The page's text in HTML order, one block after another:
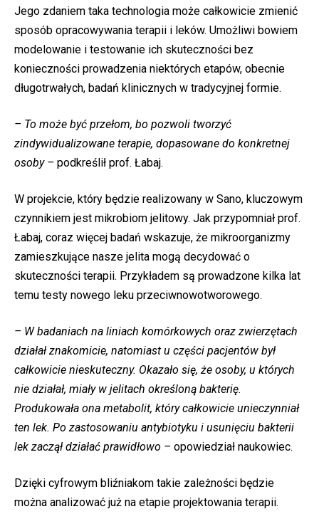
Jego zdaniem taka technologia może całkowicie zmienić
sposób opracowywania terapii i leków. Umożliwi bowiem
modelowanie i testowanie ich skuteczności bez
konieczności prowadzenia niektórych etapów, obecnie
długotrwałych, badań klinicznych w tradycyjnej formie.
– To może być przełom, bo pozwoli tworzyć
zindywidualizowane terapie, dopasowane do konkretnej
osoby – podkreślił prof. Łabaj.
W projekcie, który będzie realizowany w Sano, kluczowym
czynnikiem jest mikrobiom jelitowy. Jak przypomniał prof.
Łabaj, coraz więcej badań wskazuje, że mikroorganizmy
zamieszkujące nasze jelita mogą decydować o
skuteczności terapii. Przykładem są prowadzone kilka lat
temu testy nowego leku przeciwnowotworowego.
– W badaniach na liniach komórkowych oraz zwierzętach
działał znakomicie, natomiast u części pacjentów był
całkowicie nieskuteczny. Okazało się, że osoby, u których
nie działał, miały w jelitach określoną bakterię.
Produkowała ona metabolit, który całkowicie unieczynniał
ten lek. Po zastosowaniu antybiotyku i usunięciu bakterii
lek zaczął działać prawidłowo – opowiedział naukowiec.
Dzięki cyfrowym bliźniakom takie zależności będzie
można analizować już na etapie projektowania terapii.